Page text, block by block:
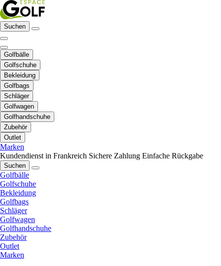
Suchen
Golfbälle
Golfschuhe
Bekleidung
Golfbags
Schläger
Golfwagen
Golfhandschuhe
Zubehör
Outlet
Marken
Kundendienst in Frankreich Sichere Zahlung Einfache Rückgabe
Suchen
Golfbälle
Golfschuhe
Bekleidung
Golfbags
Schläger
Golfwagen
Golfhandschuhe
Zubehör
Outlet
Marken